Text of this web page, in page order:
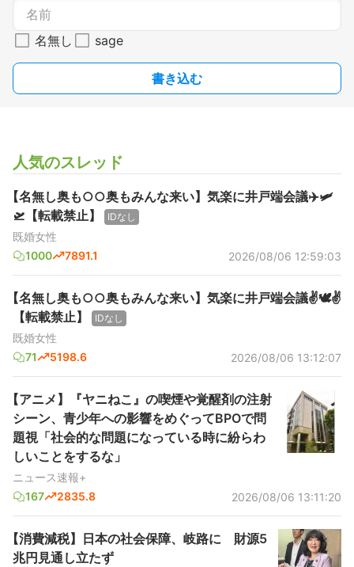
名無し sage
書き込む
人気のスレッド
【名無し奥も○○奥もみんな来い】気楽に井戸端会議✈️🛩️
🛫【転載禁止】
IDなし
既婚女性
1000
7891.1 2026/08/06 12:59:03
【名無し奥も○○奥もみんな来い】気楽に井戸端会議✌️🕊️✌️
【転載禁止】
IDなし
既婚女性
71
5198.6 2026/08/06 13:12:07
【アニメ】『ヤニねこ』の喫煙や覚醒剤の注射
シーン、青少年への影響をめぐってBPOで問
題視「社会的な問題になっている時に紛らわ
しいことをするな」
ニュース速報+
167
2835.8 2026/08/06 13:11:20
【消費減税】日本の社会保障、岐路に 財源5
兆円見通し立たず